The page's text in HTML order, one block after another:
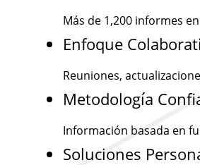
Más de 1,200 informes
Enfoque
Reuniones,
Metodología
Información basada en
Soluciones